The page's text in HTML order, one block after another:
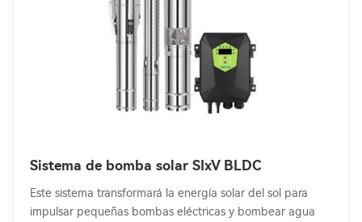
Sistema de bomba solar SIxV BLDC
Este sistema transformará la energía solar del sol para
impulsar pequeñas bombas eléctricas y bombear agua